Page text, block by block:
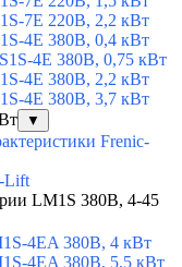
7E 220В, 2,2 кВт
4E 380В, 0,4 кВт
4E 380В, 0,75 кВт
4E 380В, 2,2 кВт
4E 380В, 3,7 кВт
▼
Frenic-
Lift
LM1S 380В, 4-45
4EA 380В, 4 кВт
4EA 380В, 5,5 кВт